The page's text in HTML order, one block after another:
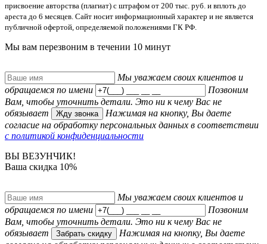
Дополнительно ч.1 ст.146 УК РФ регламентирует ответственность за
присвоение авторства (плагиат) с штрафом от 200 тыс. руб. и вплоть до
ареста до 6 месяцев. Сайт носит информационный характер и не является
Мы уважаем своих клиентов и
обращаемся по имени
Позвоним
Вам, чтобы уточнить детали. Это ни к чему Вас не
обязывает Жду звонка
Нажимая на кнопку, Вы даете
согласие на обработку персональных данных в соответствии
ВЫ ВЕЗУНЧИК!
Мы уважаем своих клиентов и
обращаемся по имени
Позвоним
Вам, чтобы уточнить детали. Это ни к чему Вас не